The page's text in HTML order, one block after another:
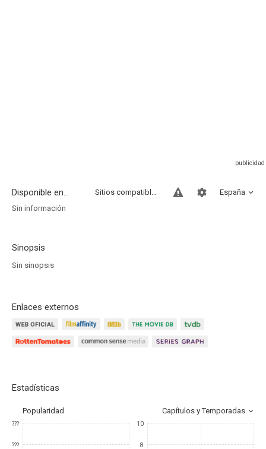
Disponible en... España
Sitios compatibles
Sin información
Sinopsis
Sin sinopsis
Enlaces externos
Estadísticas
Popularidad Capítulos y Temporadas
???
???
10
8